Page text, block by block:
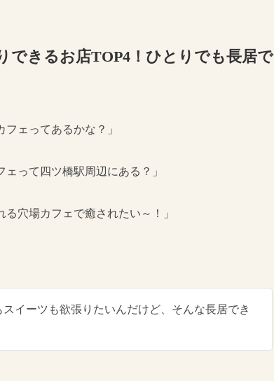
できるお店TOP4！ひとりでも長居で
ェってあるかな？」
って四ツ橋駅周辺にある？」
穴場カフェで癒されたい～！」
イーツも欲張りたいんだけど、そんな長居でき